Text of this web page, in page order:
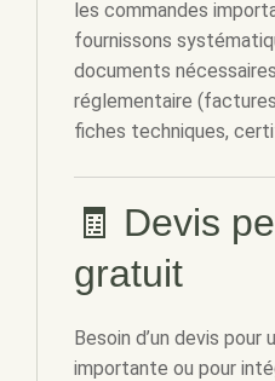
les commandes
fournissons
documents
réglementaire
fiches techniques,
🧾 Devis
gratuit
Besoin d’un devis pour
importante ou pour